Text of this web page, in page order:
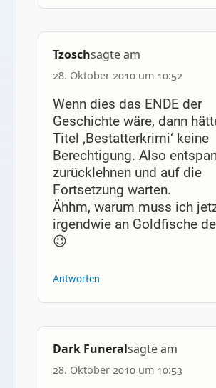
Tzoschsagte am
28. Oktober 2010 um 10:52
Wenn dies das ENDE der
Geschichte wäre, dann
Titel ‚Bestatterkrimi‘ keine
Berechtigung. Also
zurücklehnen und auf die
Fortsetzung warten.
Ähhm, warum muss ich
irgendwie an Goldfische
😉
Antworten
Dark Funeralsagte am
28. Oktober 2010 um 10:53